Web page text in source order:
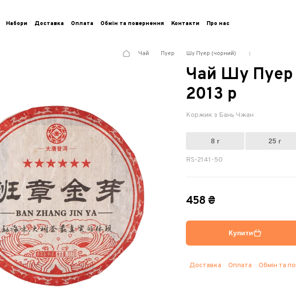
Набори Доставка Оплата Обмін та повернення Контакти Про нас
Чай Пуер Шу Пуер (чорний)
Чай Шу
2013 р
Коржик з Бань Чжан
8 г 25 г
RS-2141-50
458 ₴
Купити
Доставка Оплата Обмін та